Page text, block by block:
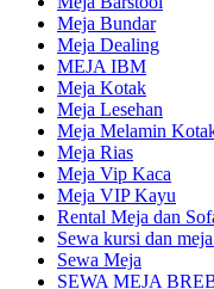
Meja Bundar
Meja Dealing
MEJA IBM
Meja Kotak
Meja Lesehan
Meja Melamin
Meja Rias
Meja Vip Kaca
Meja VIP Kayu
Rental Meja dan
Sewa kursi dan
Sewa Meja
SEWA MEJA